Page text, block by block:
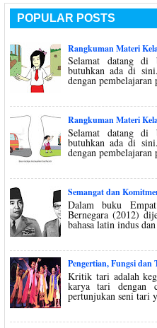
POPULAR POSTS
Rangkuman Materi
Selamat datang
butuhkan ada di
dengan pembelajaran
Rangkuman Materi
Selamat datang
butuhkan ada di
dengan
Semangat dan
Dalam buku
Bernegara (2012)
bahasa latin indus
Pengertian, Fungsi
Kritik tari adalah
karya tari dengan
pertunjukan seni tari